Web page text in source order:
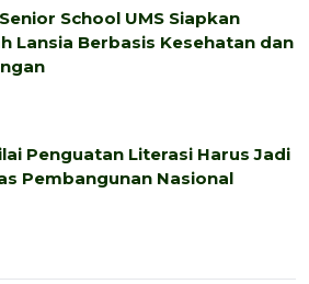
School UMS Siapkan
Lansia Berbasis Kesehatan dan
Penguatan Literasi Harus Jadi
Pembangunan Nasional